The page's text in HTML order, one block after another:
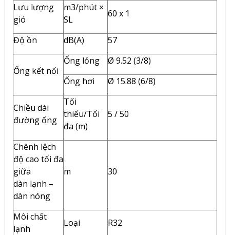
Lưu lượng
gió
m3/phút ×
SL
60 x 1
Độ ồn dB(A) 57
Ống kết nối
Ống lỏng
Ø 9.52 (3/8)
Ống hơi
Ø 15.88 (6/8)
Chiều dài
đường ống
Tối
thiểu/Tối
đa (m)
5 / 50
Chênh lệch
độ cao tối đa
giữa
dàn lạnh –
dàn nóng
m 30
Môi chất
lạnh
Loại R32